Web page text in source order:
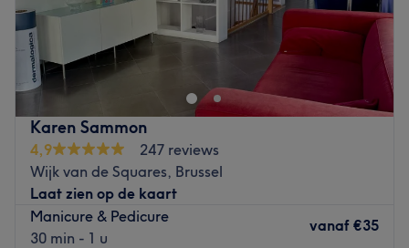
Karen Sammon
4,9
247 reviews
Wijk van de Squares, Brussel
Laat zien op de kaart
Manicure & Pedicure
30 min - 1 u
vanaf €35